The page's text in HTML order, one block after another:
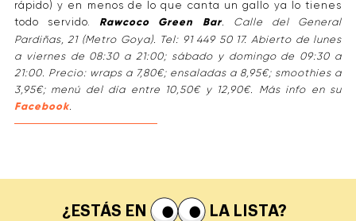
rápido) y en menos de lo que canta un gallo ya lo tienes
todo servido. Rawcoco Green Bar. Calle del General
Pardiñas, 21 (Metro Goya). Tel: 91 449 50 17. Abierto de lunes
a viernes de 08:30 a 21:00; sábado y domingo de 09:30 a
21:00. Precio: wraps a 7,80€; ensaladas a 8,95€; smoothies a
3,95€; menú del día entre 10,50€ y 12,90€. Más info en su
Facebook.
¿ESTÁS EN
LA LISTA?